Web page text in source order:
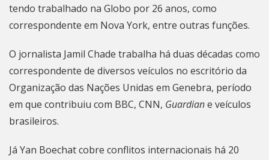
tendo trabalhado na Globo por 26 anos, como
correspondente em Nova York, entre outras funções.
O jornalista Jamil Chade trabalha há duas décadas como
correspondente de diversos veículos no escritório da
Organização das Nações Unidas em Genebra, período
em que contribuiu com BBC, CNN, Guardiane veículos
brasileiros.
Já Yan Boechat cobre conflitos internacionais há 20